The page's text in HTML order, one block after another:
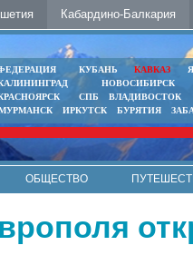
Кабардино-Балкария
КУБАНЬ КАВКАЗ
НОВОСИБИРСК
СПБ
ВЛАДИВОСТОК
ИРКУТСК БУРЯТИЯ
ОБЩЕСТВО